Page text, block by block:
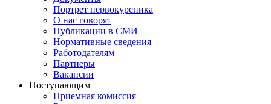
Портрет первокурсника
О нас говорят
Публикации в СМИ
Нормативные сведения
Работодателям
Партнеры
Вакансии
Поступающим
Приемная комиссия